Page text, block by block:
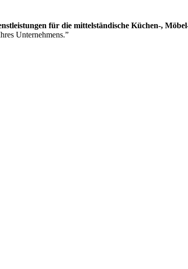
für die mittelständische Küchen-,
Unternehmens.”